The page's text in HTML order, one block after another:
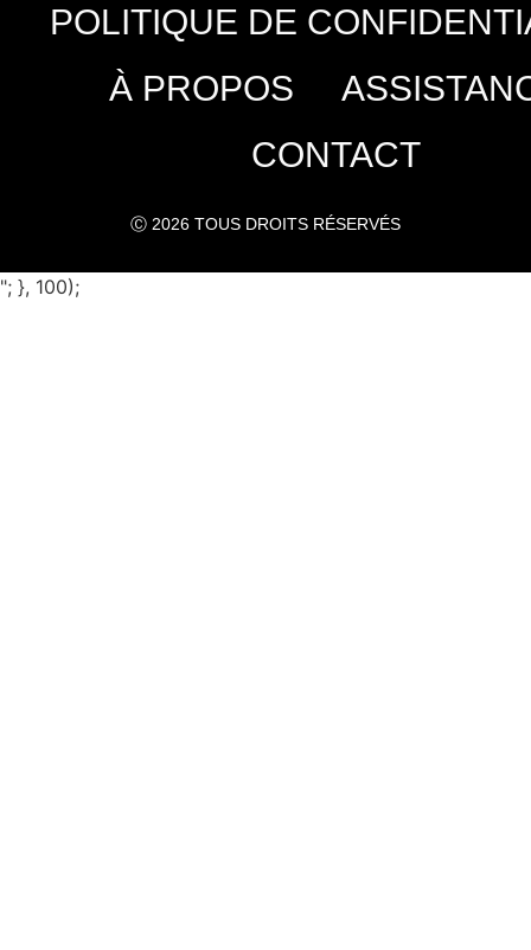
POLITIQUE DE
À PROPOS
CONTACT
Ⓒ 2026 TOUS DROITS RÉSERVÉS
"; }, 100);